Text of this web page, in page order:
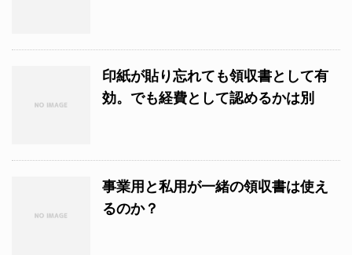
印紙が貼り忘れても領収書として有
効。でも経費として認めるかは別
事業用と私用が一緒の領収書は使え
るのか？